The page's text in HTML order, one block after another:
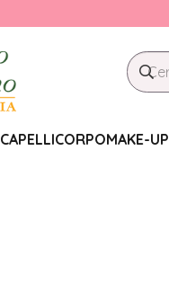
CAPELLICORPOMAKE-UP